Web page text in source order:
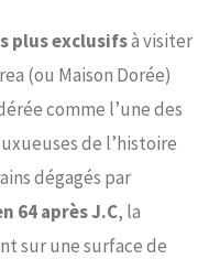
plus exclusifsà visiter
(ou Maison Dorée)
comme l’une des
de l’histoire
dégagés par
64 après J.C, la
sur une surface de